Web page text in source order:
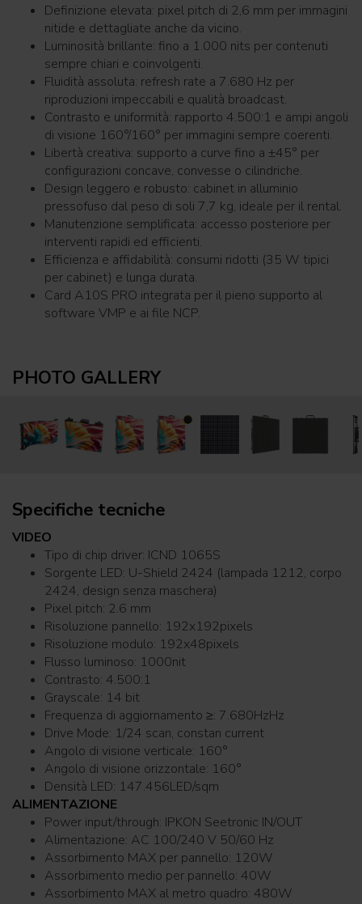
Definizione elevata: pixel pitch di 2,6 mm per immagini
nitide e dettagliate anche da vicino.
Luminosità brillante: fino a 1.000 nits per contenuti
sempre chiari e coinvolgenti.
Fluidità assoluta: refresh rate a 7.680 Hz per
riproduzioni impeccabili e qualità broadcast.
Contrasto e uniformità: rapporto 4.500:1 e ampi angoli
di visione 160°/160° per immagini sempre coerenti.
Libertà creativa: supporto a curve fino a ±45° per
configurazioni concave, convesse o cilindriche.
Design leggero e robusto: cabinet in alluminio
pressofuso dal peso di soli 7,7 kg, ideale per il rental.
Manutenzione semplificata: accesso posteriore per
interventi rapidi ed efficienti.
Efficienza e affidabilità: consumi ridotti (35 W tipici
per cabinet) e lunga durata.
Card A10S PRO integrata per il pieno supporto al
software VMP e ai file NCP.
PHOTO GALLERY
Specifiche tecniche
VIDEO
Tipo di chip driver: ICND 1065S
Sorgente LED: U-Shield 2424 (lampada 1212, corpo
2424, design senza maschera)
Pixel pitch: 2.6 mm
Risoluzione pannello: 192x192pixels
Risoluzione modulo: 192x48pixels
Flusso luminoso: 1000nit
Contrasto: 4.500:1
Grayscale: 14 bit
Frequenza di aggiornamento ≥: 7.680HzHz
Drive Mode: 1/24 scan, constan current
Angolo di visione verticale: 160°
Angolo di visione orizzontale: 160°
Densità LED: 147.456LED/sqm
ALIMENTAZIONE
Power input/through: IPKON Seetronic IN/OUT
Alimentazione: AC 100/240 V 50/60 Hz
Assorbimento MAX per pannello: 120W
Assorbimento medio per pannello: 40W
Assorbimento MAX al metro quadro: 480W